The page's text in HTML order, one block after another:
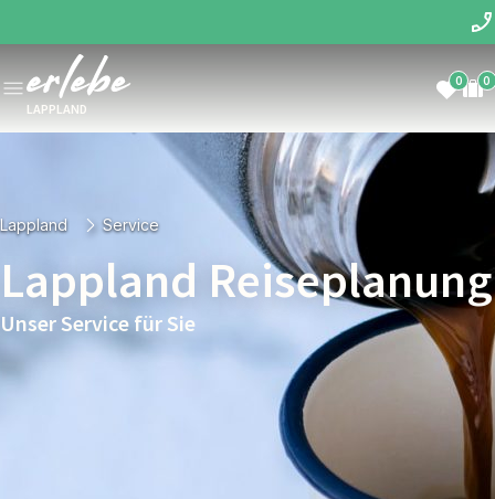
LAPPLAND
0 0
Lappland Service
Lappland Reiseplanung
Unser Service für Sie